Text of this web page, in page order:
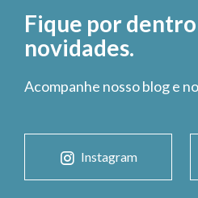
Fique por dentro
novidades.
Acompanhe nosso blog e
Instagram